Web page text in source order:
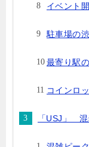
イベント
駐車場の
最寄り駅
コインロ
「USJ」